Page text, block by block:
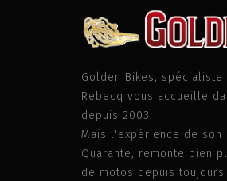
Golden Bikes,
Rebecq vous accueille
depuis 2003.
Mais l'expérience de son
Quarante, remonte bien
de motos depuis